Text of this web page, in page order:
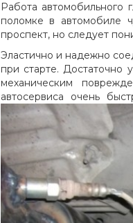
Работа автомобильного
поломке в автомобиле
проспект, но следует
Эластично и надежно
при старте.
механическим
автосервиса очень